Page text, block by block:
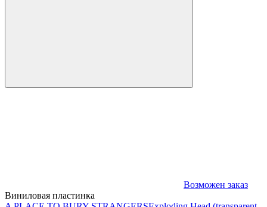
Возможен заказ
Виниловая пластинка